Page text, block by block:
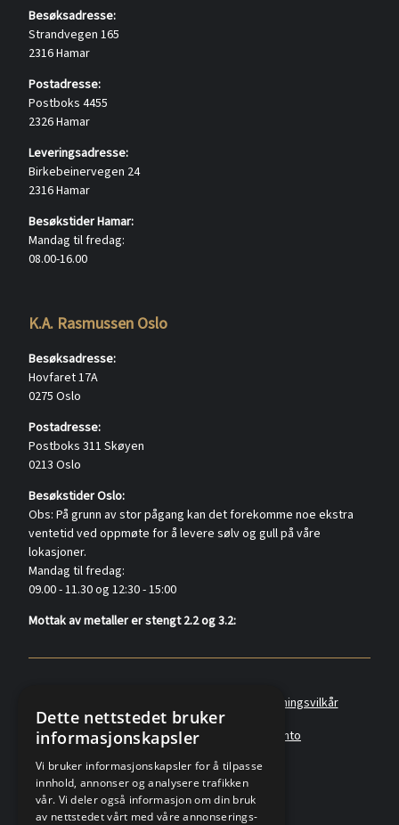
Besøksadresse:
Strandvegen 165
2316 Hamar
Postadresse:
Postboks 4455
2326 Hamar
Leveringsadresse:
Birkebeinervegen 24
2316 Hamar
Besøkstider Hamar:
Mandag til fredag:
08.00-16.00
K.A. Rasmussen Oslo
Besøksadresse:
Hovfaret 17A
0275 Oslo
Postadresse:
Postboks 311 Skøyen
0213 Oslo
Besøkstider Oslo:
Obs: På grunn av stor pågang kan det forekomme noe ekstra
ventetid ved oppmøte for å levere sølv og gull på våre
lokasjoner.
Mandag til fredag:
09.00 - 11.30 og 12:30 - 15:00
Mottak av metaller er stengt 2.2 og 3.2:
Forretningsvilkår
Angreskjema
Om oss Metallkonto
Dette nettstedet bruker
informasjonskapsler
Vi bruker informasjonskapsler for å tilpasse
innhold, annonser og analysere trafikken
vår. Vi deler også informasjon om din bruk
av nettstedet vårt med våre annonserings-